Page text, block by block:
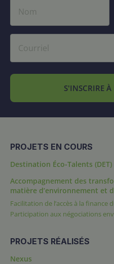
S'INSCRIRE
PROJETS EN COURS
Destination Éco-Talents (DET)
Accompagnement des
matière d’environnement et
Facilitation de l’accès à la finance
Participation aux négociations
PROJETS RÉALISÉS
Nexus